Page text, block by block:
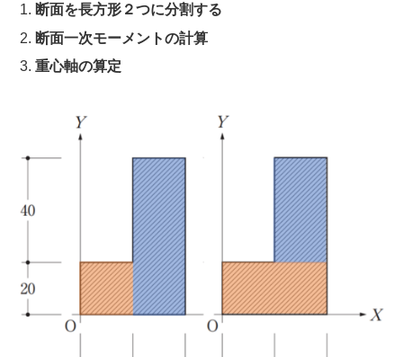
断面を長方形２つに分割する
断面一次モーメントの計算
重心軸の算定